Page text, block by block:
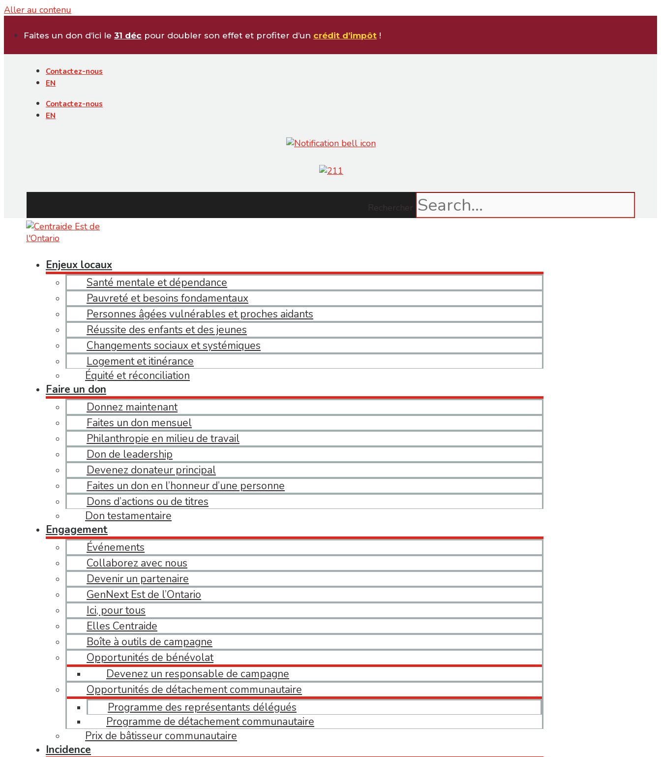
contenu
principal
Aller au contenu
Faites un don d’ici le 31 déc pour doubler son effet et profiter d’un crédit d’impôt !
Contactez-nous
EN
Contactez-nous
EN
Rechercher
Enjeux locaux
Santé mentale et dépendance
Pauvreté et besoins fondamentaux
Personnes âgées vulnérables et proches aidants
Réussite des enfants et des jeunes
Changements sociaux et systémiques
Logement et itinérance
Équité et réconciliation
Faire un don
Donnez maintenant
Faites un don mensuel
Philanthropie en milieu de travail
Don de leadership
Devenez donateur principal
Faites un don en l’honneur d’une personne
Dons d’actions ou de titres
Don testamentaire
Engagement
Événements
Collaborez avec nous
Devenir un partenaire
GenNext Est de l’Ontario
Ici, pour tous
Elles Centraide
Boîte à outils de campagne
Opportunités de bénévolat
Devenez un responsable de campagne
Opportunités de détachement communautaire
Programme des représentants délégués
Programme de détachement communautaire
Prix de bâtisseur communautaire
Incidence